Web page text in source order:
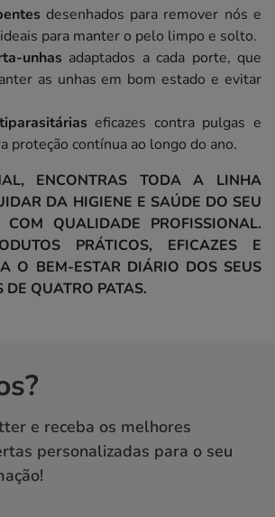
desenhados para remover nós e
para manter o pelo limpo e solto.
unhas adaptados a cada porte, que
as unhas em bom estado e evitar
eficazes contra pulgas e
proteção contínua ao longo do ano.
ENCONTRAS TODA A LINHA
DA HIGIENE E SAÚDE DO SEU
QUALIDADE PROFISSIONAL.
PRÁTICOS, EFICAZES E
O BEM-ESTAR DIÁRIO DOS SEUS
DE QUATRO PATAS.
e receba os melhores
personalizadas para o seu